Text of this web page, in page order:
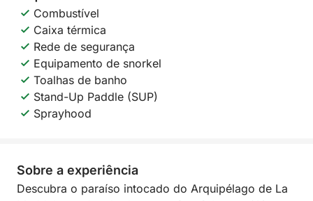
Combustível
Caixa térmica
Rede de segurança
Equipamento de snorkel
Toalhas de banho
Stand-Up Paddle (SUP)
Sprayhood
Sobre a experiência
Descubra o paraíso intocado do Arquipélago de La